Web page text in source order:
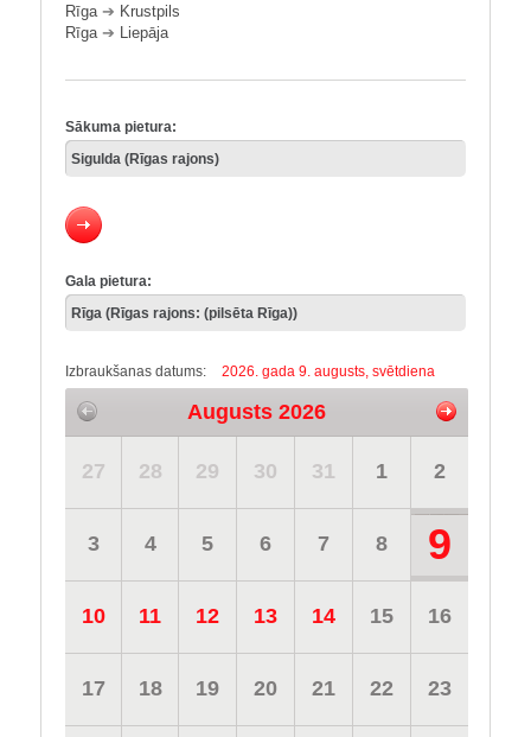
Rīga➔ Krustpils
Rīga➔ Liepāja
Sākuma pietura:
Gala pietura:
Izbraukšanas datums: 2026. gada 9. augusts, svētdiena
Augusts 2026
27 28 29 30 31 1 2
3 4 5 6 7 8 9
10 11 12 13 14 15 16
17 18 19 20 21 22 23